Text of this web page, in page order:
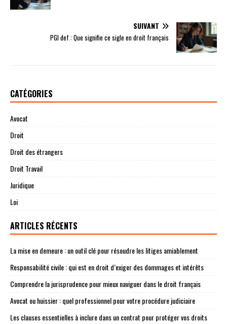
SUIVANT
PGI def : Que signifie ce sigle en droit français
CATÉGORIES
Avocat
Droit
Droit des étrangers
Droit Travail
Juridique
Loi
ARTICLES RÉCENTS
La mise en demeure : un outil clé pour résoudre les litiges amiablement
Responsabilité civile : qui est en droit d’exiger des dommages et intérêts
Comprendre la jurisprudence pour mieux naviguer dans le droit français
Avocat ou huissier : quel professionnel pour votre procédure judiciaire
Les clauses essentielles à inclure dans un contrat pour protéger vos droits